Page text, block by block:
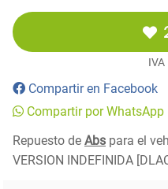
Compartir en Facebook
Compartir por WhatsApp
Repuesto de Abs para el
VERSION INDEFINIDA